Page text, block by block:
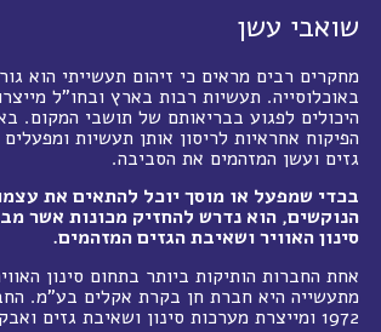
שואבי עשן
מחקרים רבים מראים כי זיהום תעשייתי הוא
באוכלוסייה. תעשיות רבות בארץ ובחו"ל
היכולים לפגוע בבריאותם של תושבי המקום.
הפיקוח אחראיות לריסון אותן תעשיות
גזים ועשן המזהמים את הסביבה.
בכדי שמפעל או מוסך יוכל להתאים את
הנוקשים, הוא נדרש להחזיק מכונות אשר
סינון האוויר ושאיבת הגזים המזהמים.
אחת החברות הותיקות ביותר בתחום סינון
מתעשייה היא חברת חן בקרת אקלים בע"מ.
1972 ומייצרת מערכות סינון ושאיבת גזים